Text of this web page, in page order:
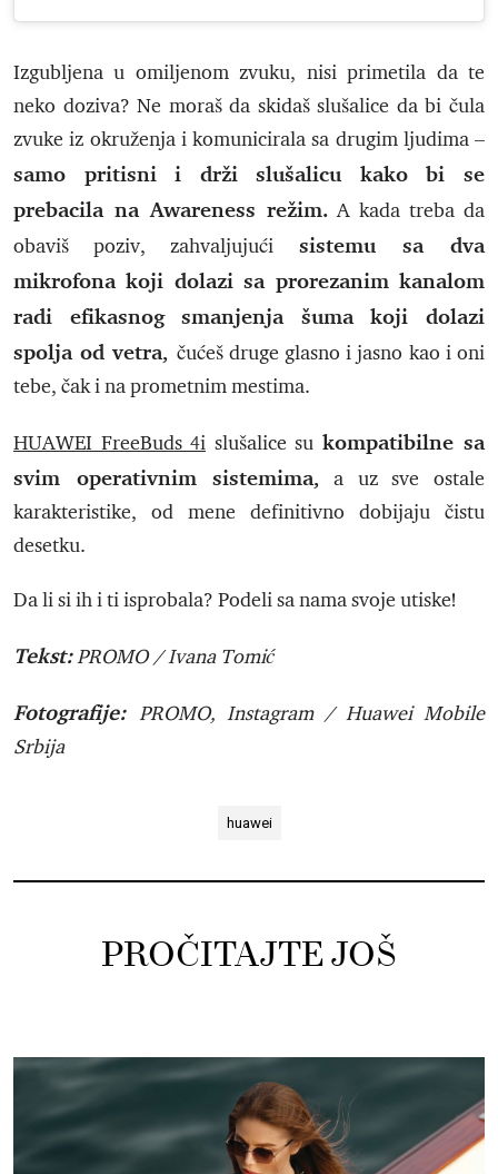
Izgubljena u omiljenom zvuku, nisi primetila da te
neko doziva? Ne moraš da skidaš slušalice da bi čula
zvuke iz okruženja i komunicirala sa drugim ljudima –
samo pritisni i drži slušalicu kako bi se
prebacila na Awareness režim. A kada treba da
obaviš poziv, zahvaljujući sistemu sa dva
mikrofona koji dolazi sa prorezanim kanalom
radi efikasnog smanjenja šuma koji dolazi
spolja od vetra, čućeš druge glasno i jasno kao i oni
tebe, čak i na prometnim mestima.
HUAWEI FreeBuds 4i slušalice su kompatibilne sa
svim operativnim sistemima, a uz sve ostale
karakteristike, od mene definitivno dobijaju čistu
desetku.
Da li si ih i ti isprobala? Podeli sa nama svoje utiske!
Tekst:PROMO / Ivana Tomić
Fotografije: PROMO, Instagram / Huawei Mobile
Srbija
huawei
PROČITAJTE JOŠ